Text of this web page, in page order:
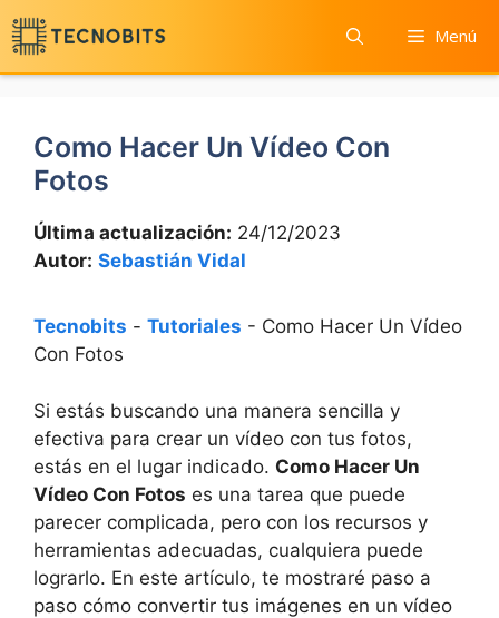
Saltar
al
contenido
Menú
Como Hacer Un Vídeo Con
Fotos
Última actualización: 24/12/2023
Autor: Sebastián Vidal
Tecnobits - Tutoriales - Como Hacer Un Vídeo
Con Fotos
Si estás buscando una manera sencilla y
efectiva ​para⁣ crear un ⁣vídeo con tus ‍fotos,
estás‍ en el ⁤lugar indicado. Como Hacer Un
⁢Vídeo Con Fotos es una ​tarea que puede
parecer complicada, pero ​con los recursos ‍y
herramientas adecuadas, cualquiera puede
lograrlo. En ⁢este artículo, te mostraré paso a
paso ‌cómo convertir tus imágenes en ⁣un vídeo